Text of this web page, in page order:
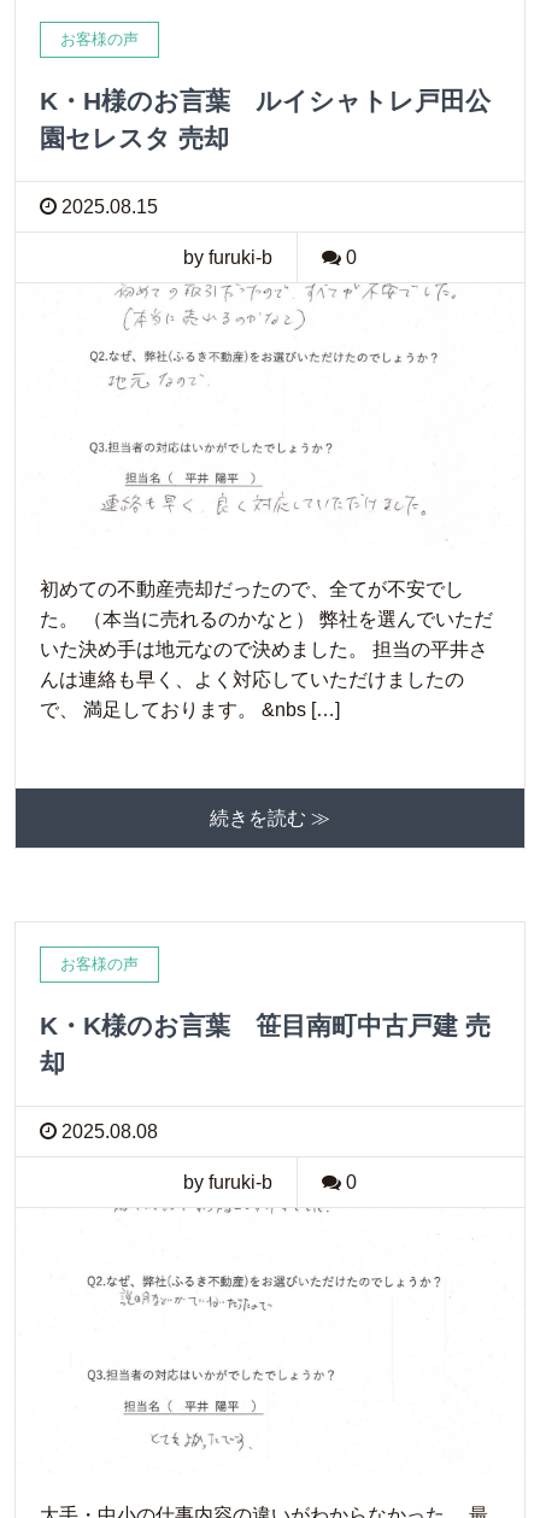
お客様の声
K・H様のお言葉 ルイシャトレ戸田公
園セレスタ 売却
2025.08.15
by furuki-b 0
初めての不動産売却だったので、全てが不安でし
た。 （本当に売れるのかなと） 弊社を選んでいただ
いた決め手は地元なので決めました。 担当の平井さ
んは連絡も早く、よく対応していただけましたの
で、 満足しております。 &nbs […]
続きを読む ≫
お客様の声
K・K様のお言葉 笹目南町中古戸建 売
却
2025.08.08
by furuki-b 0